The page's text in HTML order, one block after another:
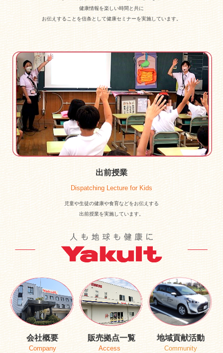
健康情報を楽しい時間と共に
お伝えすることを信条として健康セミナーを実施しています。
出前授業
Dispatching Lecture for Kids
児童や生徒の健康や食育などをお伝えする
出前授業を実施しています。
会社概要
Company
販売拠点一覧
Access
地域貢献活動
Community